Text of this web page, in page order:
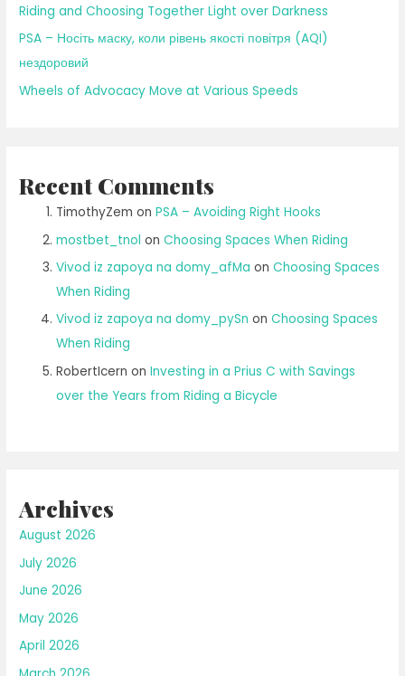
Riding and Choosing Together Light over Darkness
PSA – Носіть маску, коли рівень якості повітря (AQI)
нездоровий
Wheels of Advocacy Move at Various Speeds
Recent Comments
TimothyZem onPSA – Avoiding Right Hooks
mostbet_tnol onChoosing Spaces When Riding
Vivod iz zapoya na domy_afMa onChoosing Spaces
When Riding
Vivod iz zapoya na domy_pySn onChoosing Spaces
When Riding
RobertIcern onInvesting in a Prius C with Savings
over the Years from Riding a Bicycle
Archives
August 2026
July 2026
June 2026
May 2026
April 2026